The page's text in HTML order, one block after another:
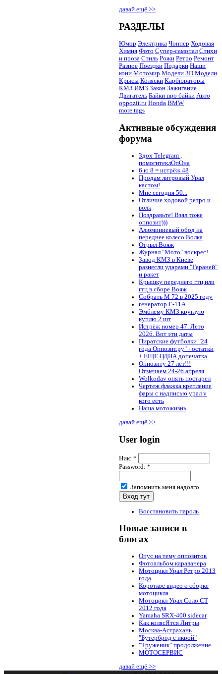
давай ещё >>
РАЗДЕЛЫ
Юмор Электрика Чоппер Ходовая
Химия Фото Супер-самопал Стихи
и проза Стиль Рожи Ретро Ремонт
Разное Поездки Подарки Наши
кони Мотомир Модели 3D Модели
Крысы Коляски Карбюраторы
КМЗ ИМЗ Закон Зажигание
Двигатель Байки про байки Авто
oppozit.ru Honda BMW
more tags
Активные обсуждения
форума
Здох Telegram ,
помогитеклОпОна
6 ю 8 = истрёж 48
Продам литровый Урал
кастом!
Мне сегодня 50...
Отличие ходовой ретро и
волк
Поздравьте! Взял тоже
оппозит)))
Алюминиевый обод на
переднее колесо Волка
Отрыл Вояж
Журнал "Мото" воскрес!
Завод КМЗ в Киеве
разнесли ударами "Гераней"
и ракет
Крышку переднего гтц или
гтц в сборе Вояж
Собрать М 72 в 2025 году
генератор Г-11А
Эмблему КМЗ круглую
куплю 2 шт
Истрёж номер 47. Лето
2026. Вот эти даты
Пиратские футболки "24
года Оппозит.ру" - остатки
+ ЕЩЁ ОДНА допечатка.
Оппозиту 27 лет!!!
Отмечаем 24-26 апреля
Wolkodav опять постарел
Чертеж флажка крепление
фары с надписью урал у
кого есть
Наша мотожизнь
давай ещё >>
User login
Ник: *
Password: *
Запомнить меня надолго
Восстановить пароль
Новые записи в
блогах
Опус на тему оппозитов
Фотоальбом караванера
Мотоцикл Урал Ретро 2013
года
Короткое видео о сборке
мотоцикла
Мотоцикл Урал Соло СТ
2012 года
Yamaha SRX-400 sidecar
Как колясЯтся Литры
Москва-Астрахань
"Бутерброд с икрой"
"Труженик" продолжение
МОТОСЕРВИС
давай ещё >>